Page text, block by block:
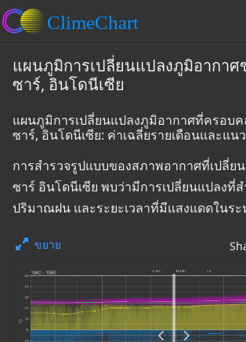
แผนภูมิการเปลี่ยนแปลงภูมิอากาศ
ซาร์, อินโดนีเซีย
แผนภูมิการเปลี่ยนแปลงภูมิอากาศที่ครอบ
ซาร์, อินโดนีเซีย: ค่าเฉลี่ยรายเดือนและแ
การสำรวจรูปแบบของสภาพอากาศที่เปลี่ย
ซาร์ อินโดนีเซีย พบว่ามีการเปลี่ยนแปลง
ปริมาณฝน และระยะเวลาที่มีแสงแดดในระ
ขยาย